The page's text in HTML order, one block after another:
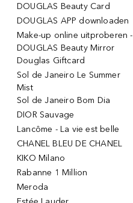
DOUGLAS Beauty Card
DOUGLAS APP downloaden
Make-up online uitproberen -
DOUGLAS Beauty Mirror
Douglas Giftcard
Sol de Janeiro Le Summer
Mist
Sol de Janeiro Bom Dia
DIOR Sauvage
Lancôme - La vie est belle
CHANEL BLEU DE CHANEL
KIKO Milano
Rabanne 1 Million
Meroda